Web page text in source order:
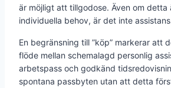
är möjligt att tillgodose. Även om detta
individuella behov, är det inte
En begränsning till ”köp” markerar att
flöde mellan schemalagd personlig
arbetspass och godkänd
spontana passbyten utan att detta